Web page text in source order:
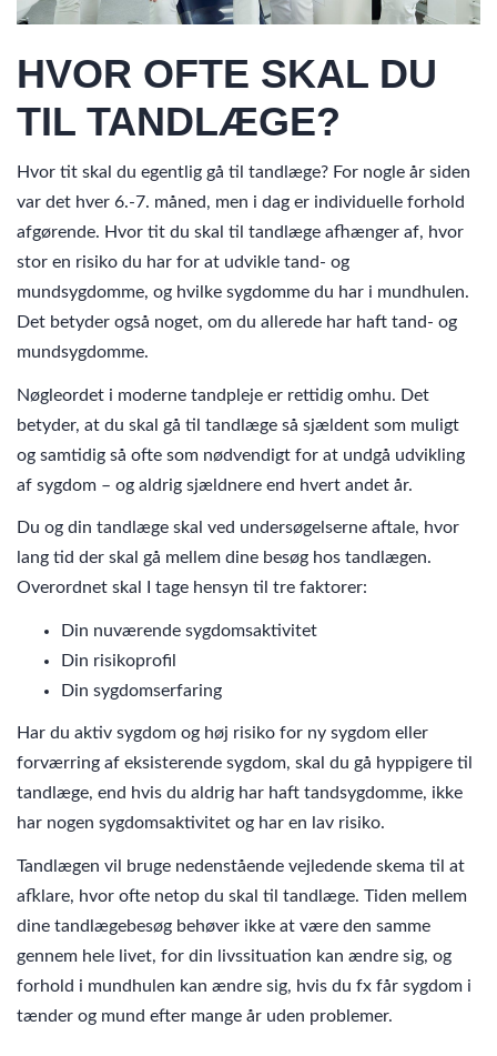
HVOR OFTE SKAL DU
TIL TANDLÆGE?
Hvor tit skal du egentlig gå til tandlæge? For nogle år siden
var det hver 6.-7. måned, men i dag er individuelle forhold
afgørende. Hvor tit du skal til tandlæge afhænger af, hvor
stor en risiko du har for at udvikle tand- og
mundsygdomme, og hvilke sygdomme du har i mundhulen.
Det betyder også noget, om du allerede har haft tand- og
mundsygdomme.
Nøgleordet i moderne tandpleje er rettidig omhu. Det
betyder, at du skal gå til tandlæge så sjældent som muligt
og samtidig så ofte som nødvendigt for at undgå udvikling
af sygdom – og aldrig sjældnere end hvert andet år.
Du og din tandlæge skal ved undersøgelserne aftale, hvor
lang tid der skal gå mellem dine besøg hos tandlægen.
Overordnet skal I tage hensyn til tre faktorer:
Din nuværende sygdomsaktivitet
Din risikoprofil
Din sygdomserfaring
Har du aktiv sygdom og høj risiko for ny sygdom eller
forværring af eksisterende sygdom, skal du gå hyppigere til
tandlæge, end hvis du aldrig har haft tandsygdomme, ikke
har nogen sygdomsaktivitet og har en lav risiko.
Tandlægen vil bruge nedenstående vejledende skema til at
afklare, hvor ofte netop du skal til tandlæge. Tiden mellem
dine tandlægebesøg behøver ikke at være den samme
gennem hele livet, for din livssituation kan ændre sig, og
forhold i mundhulen kan ændre sig, hvis du fx får sygdom i
tænder og mund efter mange år uden problemer.